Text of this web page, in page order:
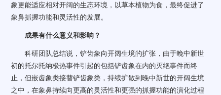
象更能适应相对开阔的生态环境，以草本植物为食，最终促进了
象鼻抓握功能和灵活性的发展。
成果有什么意义和影响？
科研团队总结说，铲齿象向开阔生境的扩张，由于晚中新世
初的托尔托纳极热事件引起的包括铲齿象在内的灭绝事件而终
止，但嵌齿象类接替铲齿象类，持续扩散到晚中新世的开阔生境
之中，在象鼻持续向更高的灵活性和更强的抓握功能的演化过程